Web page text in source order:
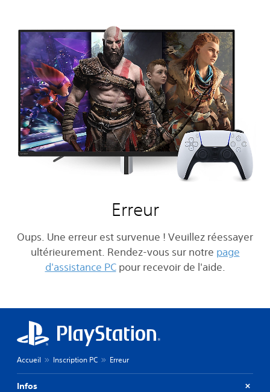
Erreur
Oups. Une erreur est survenue ! Veuillez réessayer
ultérieurement. Rendez-vous sur notre page
d'assistance PCpour recevoir de l'aide.
Accueil Inscription PC Erreur
Infos